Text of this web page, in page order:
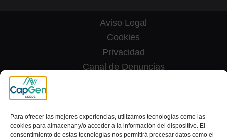
Para ofrecer las mejores experiencias, utilizamos tecnologías como las
cookies para almacenar y/o acceder a la información del dispositivo. El
consentimiento de estas tecnologías nos permitirá procesar datos como el
Aviso Legal
Cookies
Privacidad
Canal de Denuncias
[wt_cli_manage_consent]
© 2024 Capital Genetic EBT SL | Todos los derechos
reservados